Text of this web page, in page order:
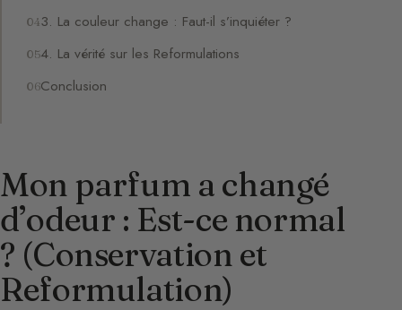
3. La couleur change : Faut-il s’inquiéter ?
4. La vérité sur les Reformulations
Conclusion
Mon parfum a changé
d’odeur : Est-ce normal
? (Conservation et
Reformulation)